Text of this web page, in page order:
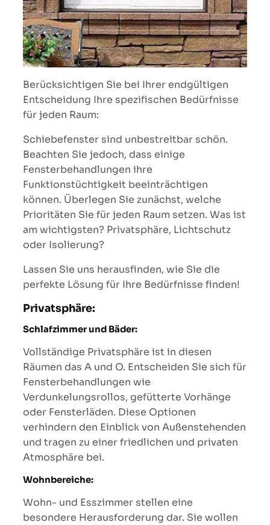
Berücksichtigen Sie bei Ihrer endgültigen
Entscheidung Ihre spezifischen Bedürfnisse
für jeden Raum:
Schiebefenster sind unbestreitbar schön.
Beachten Sie jedoch, dass einige
Fensterbehandlungen ihre
Funktionstüchtigkeit beeinträchtigen
können. Überlegen Sie zunächst, welche
Prioritäten Sie für jeden Raum setzen. Was ist
am wichtigsten? Privatsphäre, Lichtschutz
oder Isolierung?
Lassen Sie uns herausfinden, wie Sie die
perfekte Lösung für Ihre Bedürfnisse finden!
Privatsphäre:
Schlafzimmer und Bäder:
Vollständige Privatsphäre ist in diesen
Räumen das A und O. Entscheiden Sie sich für
Fensterbehandlungen wie
Verdunkelungsrollos, gefütterte Vorhänge
oder Fensterläden. Diese Optionen
verhindern den Einblick von Außenstehenden
und tragen zu einer friedlichen und privaten
Atmosphäre bei.
Wohnbereiche:
Wohn- und Esszimmer stellen eine
besondere Herausforderung dar. Sie wollen